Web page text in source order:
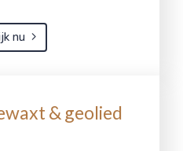
nu
& geolied